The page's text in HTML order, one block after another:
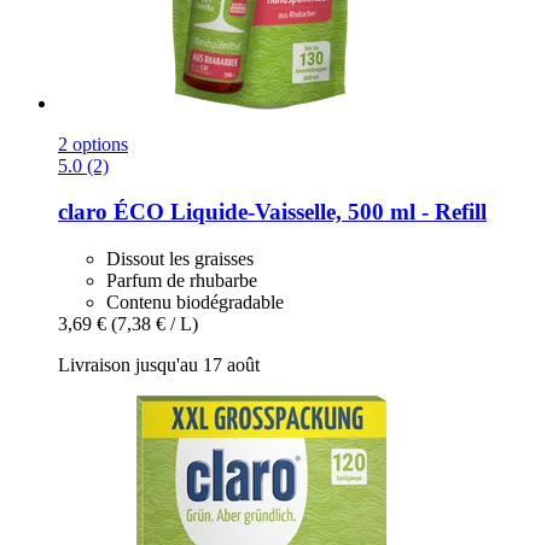
2 options
5.0 (2)
claro ÉCO Liquide-​Vaisselle, 500 ml -​ Refill
Dissout les graisses
Parfum de rhubarbe
Contenu biodégradable
3,69 € (7,38 € / L)
Livraison jusqu'au 17 août